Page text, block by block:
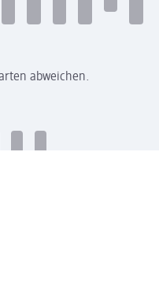
abweichen.